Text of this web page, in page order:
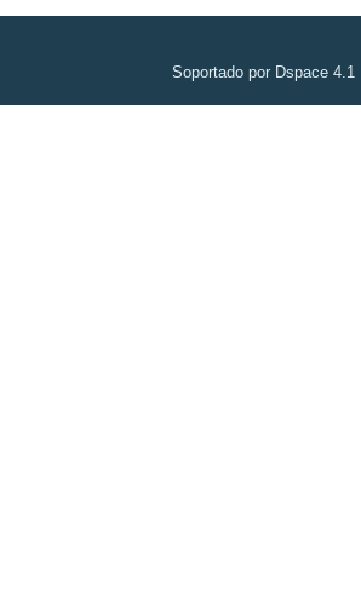
Soportado por Dspace 4.1